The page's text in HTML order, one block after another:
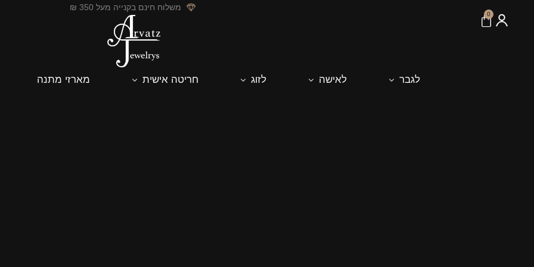
משלוח חינם בקנייה מעל 350 ₪
0
לגבר לאישה לזוג חריטה אישית מארזי מתנה